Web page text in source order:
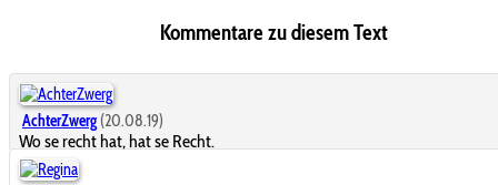
Kommentare zu diesem Text
AchterZwerg (20.08.19)
Wo se recht hat, hat se Recht.